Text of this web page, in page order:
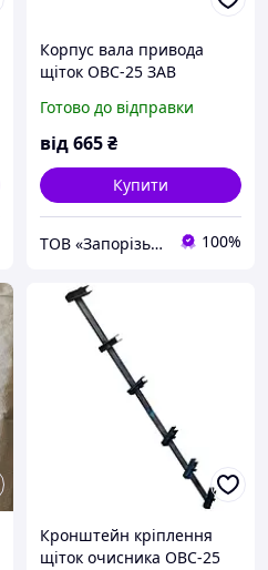
Корпус вала привода
щіток ОВС-25 ЗАВ
Готово до відправки
від665₴
Купити
ТОВ «Запорізький Зерновоз» 100%
Кронштейн кріплення
щіток очисника ОВС-25